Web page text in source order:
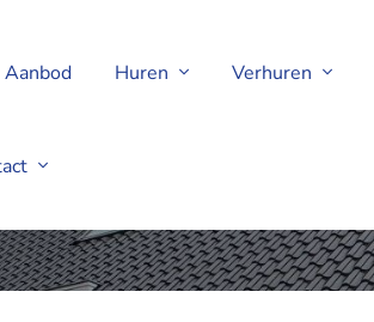
Aanbod Huren Verhuren